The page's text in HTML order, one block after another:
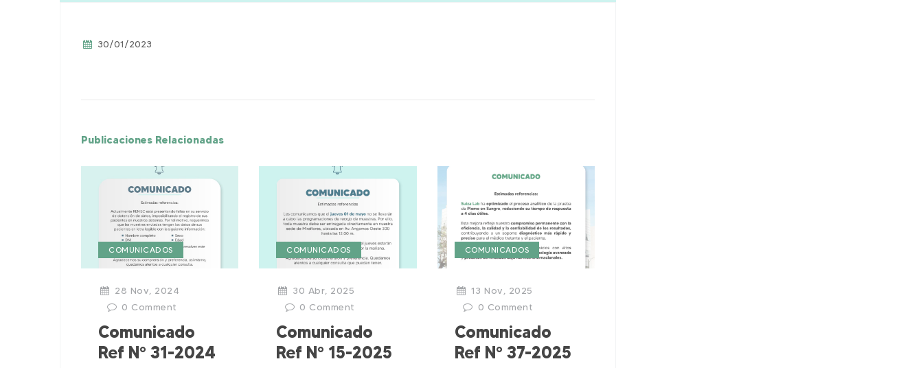
30/01/2023
Publicaciones Relacionadas
COMUNICADOS
28 Nov, 2024
0 Comment
Comunicado
Ref N° 31-2024
COMUNICADOS
30 Abr, 2025
0 Comment
Comunicado
Ref N° 15-2025
COMUNICADOS
13 Nov, 2025
0 Comment
Comunicado
Ref N° 37-2025